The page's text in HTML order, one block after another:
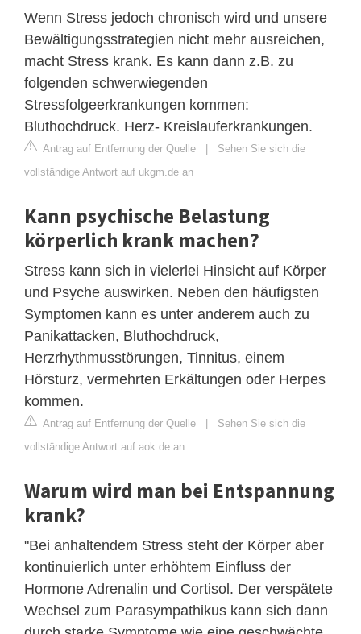
Wenn Stress jedoch chronisch wird und unsere
Bewältigungsstrategien nicht mehr ausreichen,
macht Stress krank. Es kann dann z.B. zu
folgenden schwerwiegenden
Stressfolgeerkrankungen kommen:
Bluthochdruck. Herz- Kreislauferkrankungen.
Antrag auf Entfernung der Quelle | Sehen Sie sich die
vollständige Antwort auf ukgm.de an
Kann psychische Belastung
körperlich krank machen?
Stress kann sich in vielerlei Hinsicht auf Körper
und Psyche auswirken. Neben den häufigsten
Symptomen kann es unter anderem auch zu
Panikattacken, Bluthochdruck,
Herzrhythmusstörungen, Tinnitus, einem
Hörsturz, vermehrten Erkältungen oder Herpes
kommen.
Antrag auf Entfernung der Quelle | Sehen Sie sich die
vollständige Antwort auf aok.de an
Warum wird man bei Entspannung
krank?
"Bei anhaltendem Stress steht der Körper aber
kontinuierlich unter erhöhtem Einfluss der
Hormone Adrenalin und Cortisol. Der verspätete
Wechsel zum Parasympathikus kann sich dann